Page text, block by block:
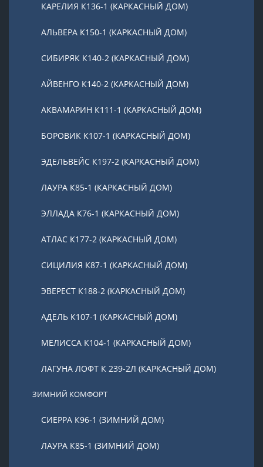
КАРЕЛИЯ К136-1 (КАРКАСНЫЙ ДОМ)
АЛЬВЕРА К150-1 (КАРКАСНЫЙ ДОМ)
СИБИРЯК К140-2 (КАРКАСНЫЙ ДОМ)
АЙВЕНГО К140-2 (КАРКАСНЫЙ ДОМ)
АКВАМАРИН К111-1 (КАРКАСНЫЙ ДОМ)
БОРОВИК К107-1 (КАРКАСНЫЙ ДОМ)
ЭДЕЛЬВЕЙС К197-2 (КАРКАСНЫЙ ДОМ)
ЛАУРА К85-1 (КАРКАСНЫЙ ДОМ)
ЭЛЛАДА К76-1 (КАРКАСНЫЙ ДОМ)
АТЛАС К177-2 (КАРКАСНЫЙ ДОМ)
СИЦИЛИЯ К87-1 (КАРКАСНЫЙ ДОМ)
ЭВЕРЕСТ К188-2 (КАРКАСНЫЙ ДОМ)
АДЕЛЬ К107-1 (КАРКАСНЫЙ ДОМ)
МЕЛИССА К104-1 (КАРКАСНЫЙ ДОМ)
ЛАГУНА ЛОФТ К 239-2Л (КАРКАСНЫЙ ДОМ)
ЗИМНИЙ КОМФОРТ
СИЕРРА К96-1 (ЗИМНИЙ ДОМ)
ЛАУРА К85-1 (ЗИМНИЙ ДОМ)